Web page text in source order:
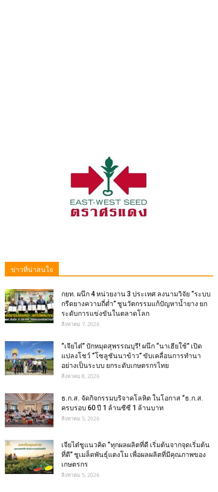
ข่าวที่น่าสนใจ
กยท. ผนึก 4 หน่วยงาน 3 ประเทศ ลงนามวิจัย “ระบบ
กรีดยางความถี่ต่ำ” ชูนวัตกรรมแก้ปัญหาน้ำยาง ยก
ระดับการแข่งขันในตลาดโลก
สิงหาคม 7, 2026
“เจียไต๋” ปักหมุดสุพรรณบุรี! ผนึก “นาเฮียใช้” เปิด
แปลงโชว์ “โซลูชันนาข้าว” ขับเคลื่อนการทำนา
อย่างเป็นระบบ ยกระดับเกษตรกรไทย
สิงหาคม 8, 2026
ธ.ก.ส. จัดกิจกรรมบริจาคโลหิต ในโอกาส “ธ.ก.ส.
ครบรอบ 60 ปี 1 ล้านซีซี 1 ล้านบาท
สิงหาคม 5, 2026
เจียไต๋ชูแนวคิด “ทุกผลผลิตที่ดี เริ่มต้นจากจุดเริ่มต้น
ที่ดี” ชูเมล็ดพันธุ์แตงโม เพื่อผลผลิตที่มีคุณภาพของ
เกษตรกร
สิงหาคม 5, 2026